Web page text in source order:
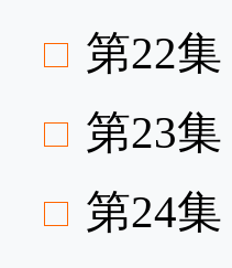
第22集
第23集
第24集